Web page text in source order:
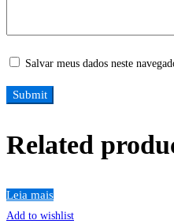
Salvar meus dados neste
Related
Leia mais
Add to wishlist